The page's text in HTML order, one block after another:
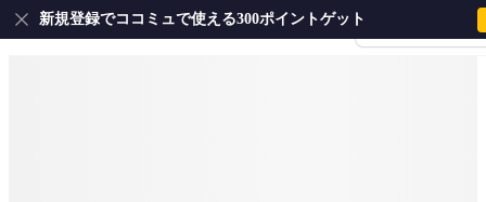
会員登録・ログイ
新規登録でココミュで使える300ポイントゲット
Youtube